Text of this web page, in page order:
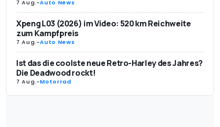
7 Aug.-Auto News
Xpeng L03 (2026) im Video: 520 km Reichweite
zum Kampfpreis
7 Aug.-Auto News
Ist das die coolste neue Retro-Harley des Jahres?
Die Deadwood rockt!
7 Aug.-Motorrad